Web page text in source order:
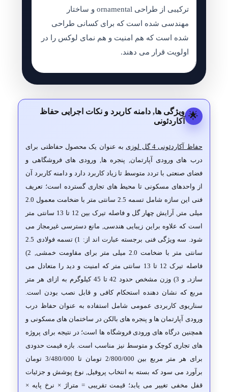
ترکیبی از طراحی ornamental و ساختار
مهندسی شده است که برای کسانی طراحی
شده است که هم امنیت و هم نمای لوکس را در
اولویت قرار می دهند.
🌟 ویژگی ها, دامنه کاربرد و نکات اجرایی حفاظ
آکاردئونی
حفاظ آکاردئونی 4 گل لوزی
به عنوان یک محصول حفاظتی برای
درب های ورودی آپارتمان, پنجره ها, ورودی های فروشگاهی و
فضای صنعتی با تردد متوسط تا زیاد کاربرد دارد و دامنه کاربرد آن
از واحدهای مسکونی تا محیط های تجاری گسترده است؛ تعریف
فنی این سازه شامل تسمه 2.5 سانتی متر با ضخامت معمول 2.0
میلی متر, آرایش چهار گل و فاصله تیرک بین 12 تا 13 سانتی متر
است که علاوه براین زیبایی هندسی, مانع دسترسی غیرمجاز می
شود. سه ویژگی فنی برجسته عبارت اند از: 1) تسمه فولادی 2.5
سانتی متر با ضخامت 2.0 میلی متر برای مقاومت خمشی, 2)
فاصله تیرک 12 تا 13 سانتی متر که امنیت و دید را متعادل می
سازد, و 3) وزن مشخص حدود 42 تا 45 کیلوگرم به ازای هر متر
مربع که نشان دهنده استحکام کافی و قابل نصب بودن است.
سناریوی کاربردی عمومی شامل استفاده به عنوان حفاظ درب
ورودی آپارتمان ها و پنجره های بالکن در ساختمان های مسکونی و
همچنین درگاه های ورودی فروشگاه ها است؛ در نتیجه برای پروژه
های تجاری کوچک و متوسط نیز مناسب است. بازه قیمت حدودی
برای هر متر مربع بین 2/800/000 تومان تا 3/480/000تومان
برآورد می سود که بسته به انتخاب پروفیل, نوع پوشش و جزئیات
قفل مخفی تغییر می یابد؛ قیمت تقریبی = متراژ × نرخ پایه ×